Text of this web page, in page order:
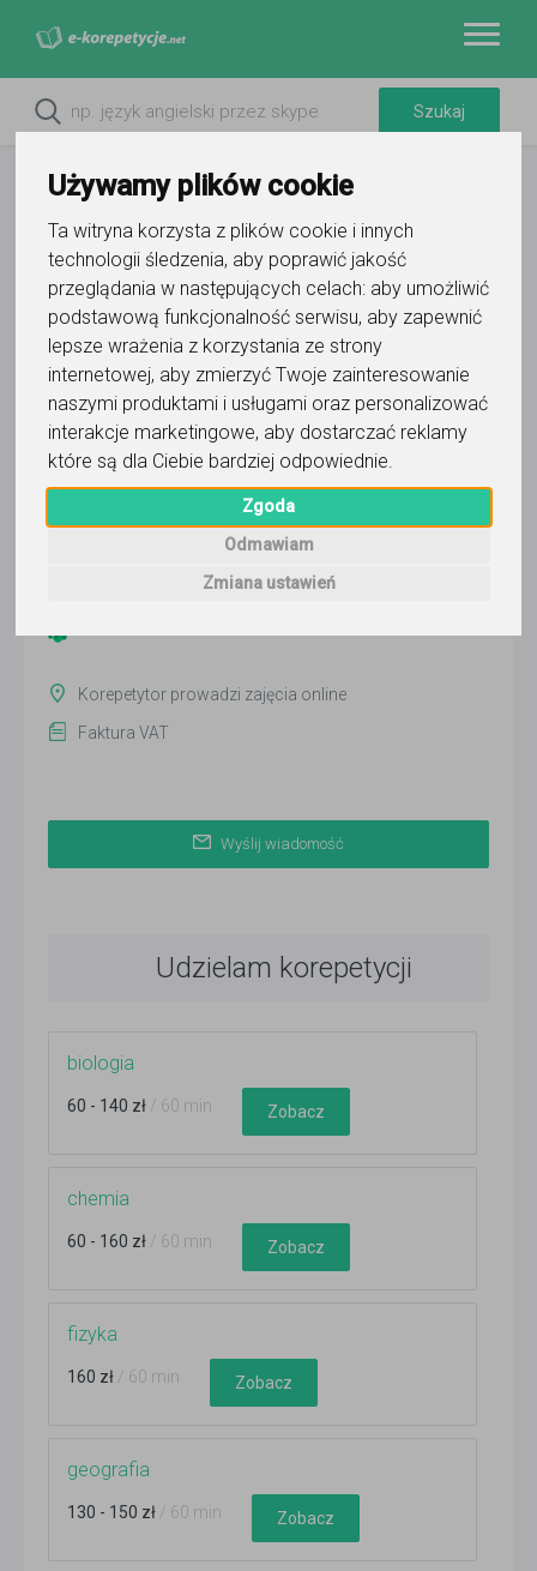
Używamy plików cookie
Ta witryna korzysta z plików cookie i innych
technologii śledzenia, aby poprawić jakość
przeglądania w następujących celach: aby umożliwić
podstawową funkcjonalność serwisu, aby zapewnić
lepsze wrażenia z korzystania ze strony
internetowej, aby zmierzyć Twoje zainteresowanie
naszymi produktami i usługami oraz personalizować
interakcje marketingowe, aby dostarczać reklamy
które są dla Ciebie bardziej odpowiednie.
Zgoda
Odmawiam
Zmiana ustawień
TEKA Sylwia Łata - Alot
Wyślij wiadomość
ponad 3 miesiące temu
Korepetytor prowadzi zajęcia online
Faktura VAT
Wyślij wiadomość
Udzielam korepetycji
biologia
60 - 140 zł / 60 min Zobacz
chemia
60 - 160 zł / 60 min Zobacz
fizyka
160 zł / 60 min Zobacz
geografia
130 - 150 zł / 60 min Zobacz